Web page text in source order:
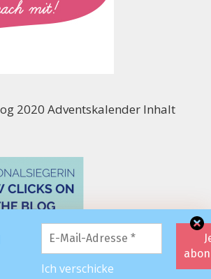
Ich verschicke